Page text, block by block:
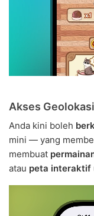
Akses Geolokasi
Anda kini boleh
mini — yang
membuat
atau peta interaktif